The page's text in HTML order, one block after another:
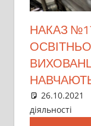
НАКАЗ
26.10.2021
діяльності